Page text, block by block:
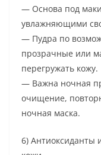
— Основа под
увлажняющими
— Пудра по
прозрачные или
перегружать кожу.
— Важна ночная
очищение,
ночная маска.
6) Антиоксиданты